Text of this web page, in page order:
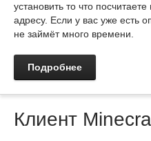
установить то что
адресу. Если у вас уже есть
не займёт много времени.
Подробнее
Клиент